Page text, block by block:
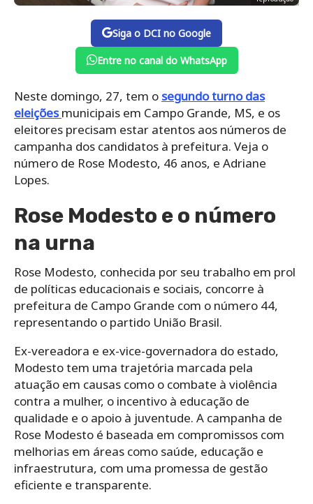
Siga o DCI no Google
Entre no canal do WhatsApp
Neste domingo, 27, tem o segundo turno das
eleiçõesmunicipais em Campo Grande, MS, e os
eleitores precisam estar atentos aos números de
campanha dos candidatos à prefeitura. Veja o
número de Rose Modesto, 46 anos, e Adriane
Lopes.
Rose Modesto e o número
na urna
Rose Modesto, conhecida por seu trabalho em prol
de políticas educacionais e sociais, concorre à
prefeitura de Campo Grande com o número 44,
representando o partido União Brasil.
Ex-vereadora e ex-vice-governadora do estado,
Modesto tem uma trajetória marcada pela
atuação em causas como o combate à violência
contra a mulher, o incentivo à educação de
qualidade e o apoio à juventude. A campanha de
Rose Modesto é baseada em compromissos com
melhorias em áreas como saúde, educação e
infraestrutura, com uma promessa de gestão
eficiente e transparente.